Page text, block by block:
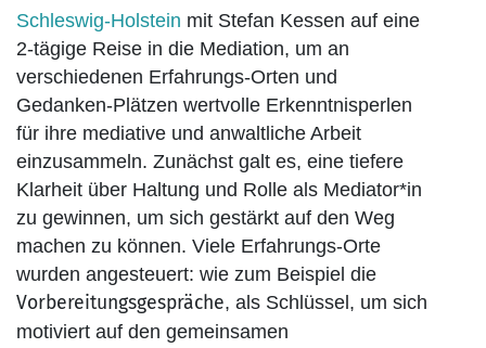
Schleswig-Holstein mit Stefan Kessen auf eine
2-tägige Reise in die Mediation, um an
verschiedenen Erfahrungs-Orten und
Gedanken-Plätzen wertvolle Erkenntnisperlen
für ihre mediative und anwaltliche Arbeit
einzusammeln. Zunächst galt es, eine tiefere
Klarheit über Haltung und Rolle als Mediator*in
zu gewinnen, um sich gestärkt auf den Weg
machen zu können. Viele Erfahrungs-Orte
wurden angesteuert: wie zum Beispiel die
Vorbereitungsgespräche, als Schlüssel, um sich
motiviert auf den gemeinsamen